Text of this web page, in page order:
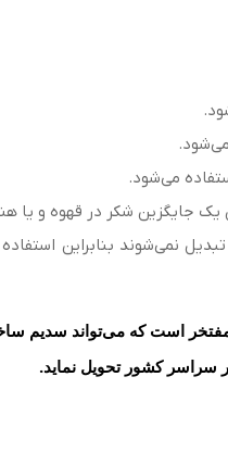
می‌شود.
یک جایگزین شکر در قهوه و یا
نمی‌شوند بنابراین
است که می‌تواند سدیم
سراسر کشور تحویل نماید.